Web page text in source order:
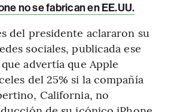
no se fabrican en EE.UU.
del presidente aclararon su
sociales, publicada ese
advertía que Apple
del 25% si la compañía
California, no